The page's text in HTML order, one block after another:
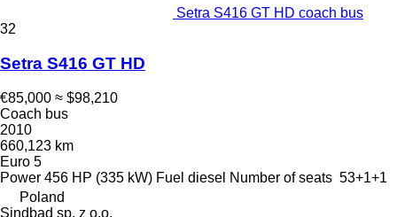
Setra S416 GT HD coach bus
32
Setra S416 GT HD
€85,000 ≈ $98,210
Coach bus
2010
660,123 km
Euro 5
Power 456 HP (335 kW) Fuel diesel Number of seats 53+1+1
Poland
Sindbad sp. z o.o.